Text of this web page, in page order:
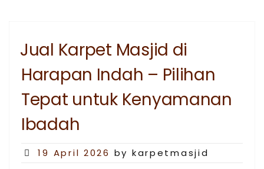
Jual Karpet Masjid di
Harapan Indah – Pilihan
Tepat untuk Kenyamanan
Ibadah
Posted
19 April 2026 by karpetmasjid